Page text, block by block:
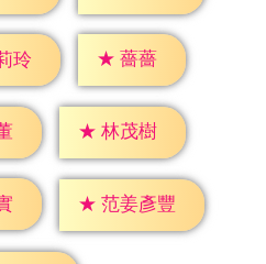
玲 ★ 薔薔
★ 林茂樹
★ 范姜彥豐